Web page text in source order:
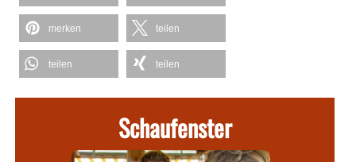
merken teilen
teilen teilen
Schaufenster